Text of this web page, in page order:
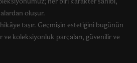
oluşur.
taşır. Geçmişin estetiğini bugünün
ve koleksiyonluk parçaları, güvenilir ve